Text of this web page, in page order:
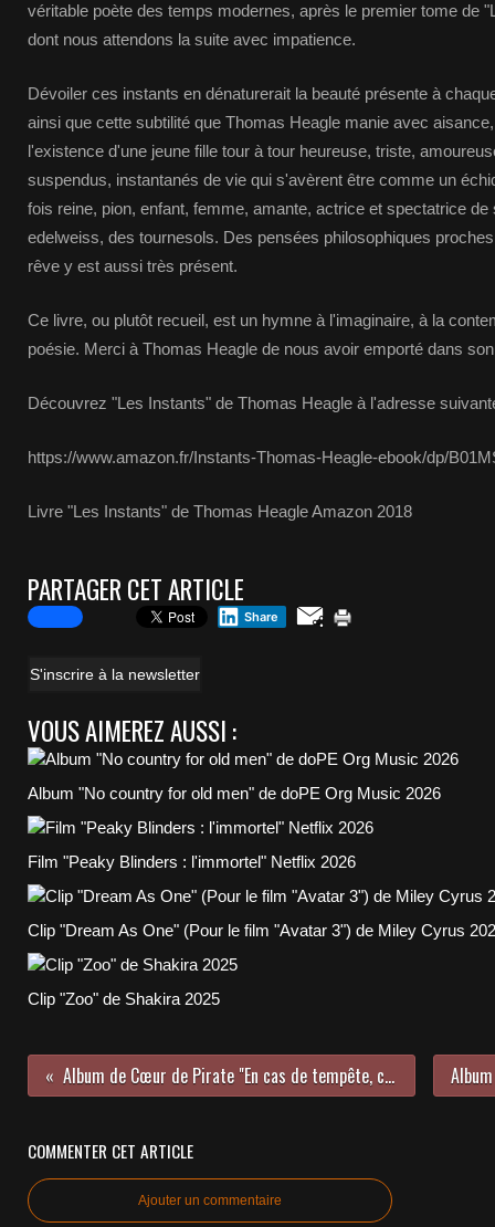
véritable poète des temps modernes, après le premier tome de
dont nous attendons la suite avec impatience.
Dévoiler ces instants en dénaturerait la beauté présente à
ainsi que cette subtilité que Thomas Heagle manie avec
l'existence d'une jeune fille tour à tour heureuse, triste,
suspendus, instantanés de vie qui s'avèrent être comme un
fois reine, pion, enfant, femme, amante, actrice et spectatrice
edelweiss, des tournesols. Des pensées philosophiques
rêve y est aussi très présent.
Ce livre, ou plutôt recueil, est un hymne à l'imaginaire, à la
poésie. Merci à Thomas Heagle de nous avoir emporté dans
Découvrez "Les Instants" de Thomas Heagle à l'adresse
https://www.amazon.fr/Instants-Thomas-Heagle-ebook/dp/
Livre "Les Instants" de Thomas Heagle Amazon 2018
PARTAGER CET ARTICLE
Share
S'inscrire à la newsletter
VOUS AIMEREZ AUSSI :
Album "No country for old men" de doPE Org Music 2026
Film "Peaky Blinders : l'immortel" Netflix 2026
Clip "Dream As One" (Pour le film "Avatar 3") de Miley Cyrus
Clip "Zoo" de Shakira 2025
Album de Cœur de Pirate "En cas de tempête, ce jardin sera fermé" Mercury/Universal 2018
COMMENTER CET ARTICLE
Ajouter un commentaire